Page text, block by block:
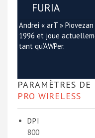
FURIA
Andrei « arT »
1996 et joue
tant qu’AWPer.
PARAMÈTRES DE
PRO WIRELESS
DPI
800